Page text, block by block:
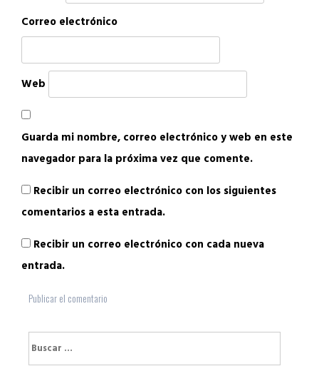
Correo electrónico
Web
Guarda mi nombre, correo electrónico y web en este
navegador para la próxima vez que comente.
Recibir un correo electrónico con los siguientes
comentarios a esta entrada.
Recibir un correo electrónico con cada nueva
entrada.
Buscar: